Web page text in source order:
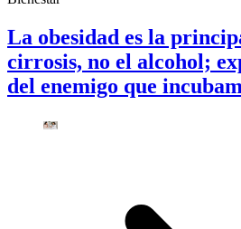
La obesidad es la
cirrosis, no el alcohol;
del enemigo que